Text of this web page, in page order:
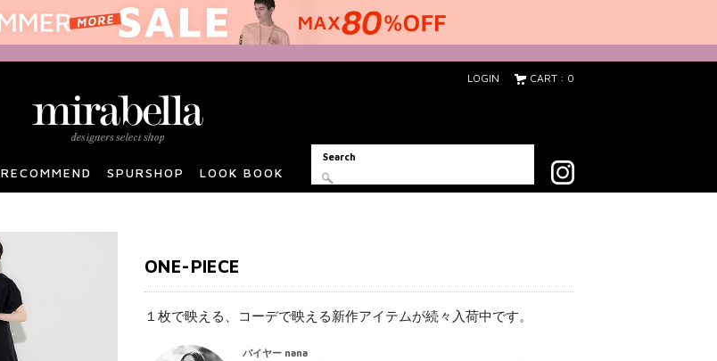
LOGIN
CART : 0
RECOMMEND SPURSHOP LOOK BOOK
Search
ONE-PIECE
１枚で映える、コーデで映える新作アイテムが続々入荷中です。
バイヤー nana